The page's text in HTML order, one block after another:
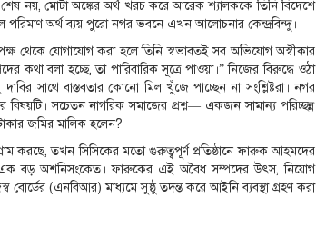
নয়, মোটা অঙ্কের অর্থ খরচ করে আরেক শ্যালককে তিনি বিদেশে
পরিমাণ অর্থ ব্যয় পুরো নগর ভবনে এখন আলোচনার কেন্দ্রবিন্দু।
থেকে যোগাযোগ করা হলে তিনি স্বভাবতই সব অভিযোগ অস্বীকার
বলা হচ্ছে, তা পারিবারিক সূত্রে পাওয়া।” নিজের বিরুদ্ধে ওঠা
সাথে বাস্তবতার কোনো মিল খুঁজে পাচ্ছেন না সংশ্লিষ্টরা। নগর
সচেতন নাগরিক সমাজের প্রশ্ন— একজন সামান্য পরিচ্ছন্ন
জমির মালিক হলেন?
করছে, তখন সিসিকের মতো গুরুত্বপূর্ণ প্রতিষ্ঠানে ফারুক আহমদের
এক বড় অশনিসংকেত। ফারুকের এই অবৈধ সম্পদের উৎস, নিয়োগ
(এনবিআর) মাধ্যমে সুষ্ঠু তদন্ত করে আইনি ব্যবস্থা গ্রহণ করা